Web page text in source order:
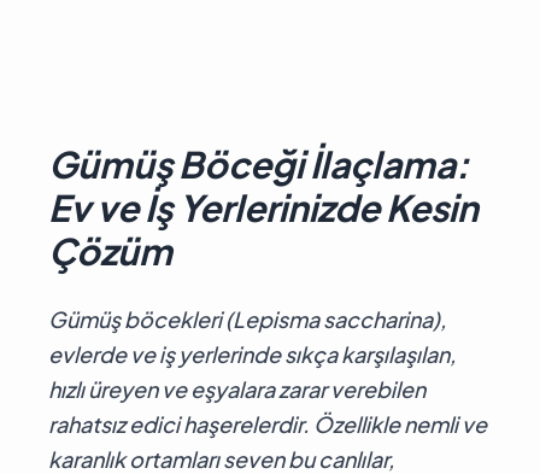
Gümüş Böceği İlaçlama:
Ev ve İş Yerlerinizde Kesin
Çözüm
Gümüş böcekleri (Lepisma saccharina),
evlerde ve iş yerlerinde sıkça karşılaşılan,
hızlı üreyen ve eşyalara zarar verebilen
rahatsız edici haşerelerdir. Özellikle nemli ve
karanlık ortamları seven bu canlılar,